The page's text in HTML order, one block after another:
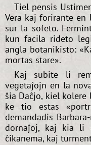
Tiel pensis
Vera kaj forirante en
sur la sofeto.
kun facila rideto
angla botanikisto:
mortas stare».
Kaj subite li
vegetaĵojn en la
ŝia Daĉjo, kiel
ke tio estas
demandadis
dornaĵoj, kaj kia li
ĉikanema, kaj